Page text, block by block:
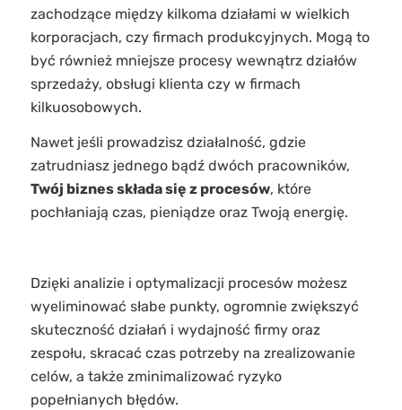
zachodzące między kilkoma działami w wielkich
korporacjach, czy firmach produkcyjnych. Mogą to
być również mniejsze procesy wewnątrz działów
sprzedaży, obsługi klienta czy w firmach
kilkuosobowych.
Nawet jeśli prowadzisz działalność, gdzie
zatrudniasz jednego bądź dwóch pracowników,
Twój biznes składa się z procesów, które
pochłaniają czas, pieniądze oraz Twoją energię.
Dzięki analizie i optymalizacji procesów możesz
wyeliminować słabe punkty, ogromnie zwiększyć
skuteczność działań i wydajność firmy oraz
zespołu, skracać czas potrzeby na zrealizowanie
celów, a także zminimalizować ryzyko
popełnianych błędów.